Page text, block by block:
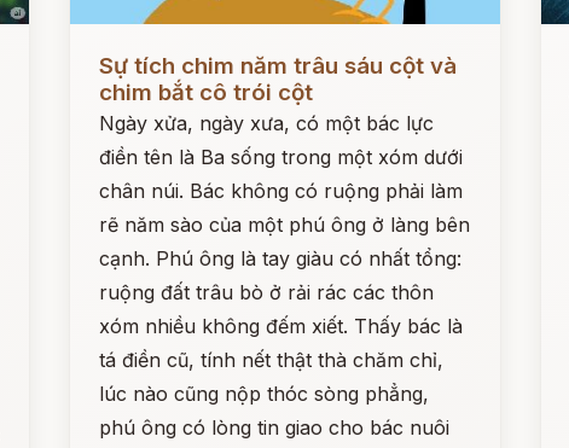
Sự tích chim năm trâu sáu cột và
chim bắt cô trói cột
Ngày xửa, ngày xưa, có một bác lực
điền tên là Ba sống trong một xóm dưới
chân núi. Bác không có ruộng phải làm
rẽ năm sào của một phú ông ở làng bên
cạnh. Phú ông là tay giàu có nhất tổng:
ruộng đất trâu bò ở rải rác các thôn
xóm nhiều không đếm xiết. Thấy bác là
tá điền cũ, tính nết thật thà chăm chỉ,
lúc nào cũng nộp thóc sòng phẳng,
phú ông có lòng tin giao cho bác nuôi